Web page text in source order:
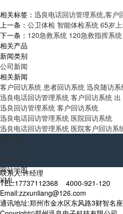
相关标签： 迅良电话回访管理系统,客户
上一条： 公卫体检 智能体检系统 65岁
下一条： 120急救系统 120急救指挥系统
相关产品
新闻类别
公司新闻
相关新闻
客户回访系统 患者回访系统 迅良随访系
迅良电话回访管理系统 客户回访系统 出
迅良回访管理系统 客户回访系统
迅良电话回访管理系统 医院回访系统
迅良电话回访管理系统 医院客户回访系
网站地图
XML
联系人:许经理
TEL:17737112368 4000-921-120
Email:zzxunliang@126.com
通讯地址:郑州市金水区东风路3财智名座